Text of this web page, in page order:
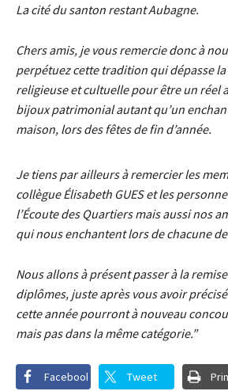
La cité du santon restant Aubagne.
Chers amis, je vous remercie donc à
perpétuez cette tradition qui dépasse
religieuse et cultuelle pour être un réel
bijoux patrimonial autant qu’un
maison, lors des fêtes de fin d’année.
Je tiens par ailleurs à remercier les
collègue Élisabeth GUES et les
l’Écoute des Quartiers mais aussi nos
qui nous enchantent lors de chacune
Nous allons à présent passer à la
diplômes, juste après vous avoir
cette année pourront à nouveau
mais pas dans la même catégorie.”
Facebook Tweet